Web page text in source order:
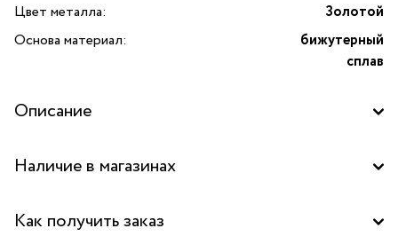
Цвет металла:
Золотой
Основа материал:
бижутерный
сплав
Описание
от бренда Lanzerotti — это изысканное украшение,
в образе. Данная модель входит в коллекцию Iris,
Наличие в магазинах
Бутик "La Nature" в ТД "Дружба", Москва
Как получить заказ